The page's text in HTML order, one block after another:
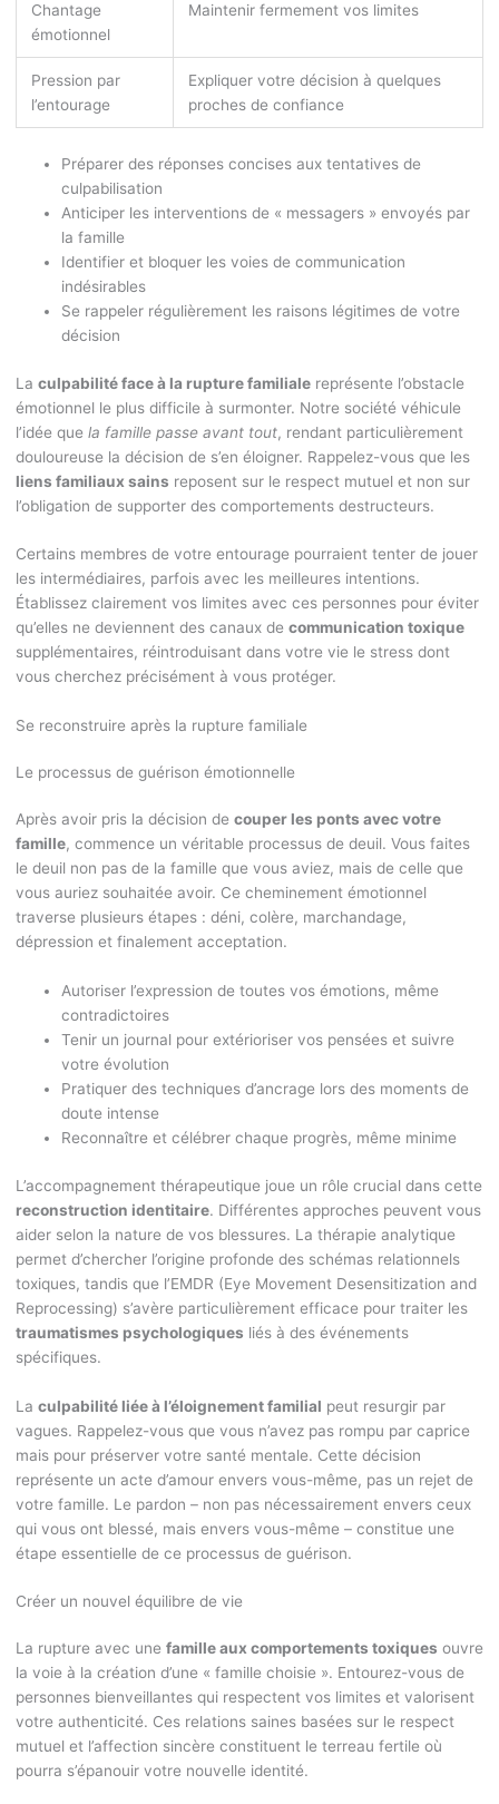
Chantage
émotionnel
Maintenir fermement vos limites
Pression par
l’entourage
Expliquer votre décision à quelques
proches de confiance
Préparer des réponses concises aux tentatives de
culpabilisation
Anticiper les interventions de « messagers » envoyés par
la famille
Identifier et bloquer les voies de communication
indésirables
Se rappeler régulièrement les raisons légitimes de votre
décision
La culpabilité face à la rupture familialereprésente l’obstacle
émotionnel le plus difficile à surmonter. Notre société véhicule
l’idée que la famille passe avant tout, rendant particulièrement
douloureuse la décision de s’en éloigner. Rappelez-vous que les
liens familiaux sains reposent sur le respect mutuel et non sur
l’obligation de supporter des comportements destructeurs.
Certains membres de votre entourage pourraient tenter de jouer
les intermédiaires, parfois avec les meilleures intentions.
Établissez clairement vos limites avec ces personnes pour éviter
qu’elles ne deviennent des canaux de communication toxique
supplémentaires, réintroduisant dans votre vie le stress dont
vous cherchez précisément à vous protéger.
Se reconstruire après la rupture familiale
Le processus de guérison émotionnelle
Après avoir pris la décision de couper les ponts avec votre
famille, commence un véritable processus de deuil. Vous faites
le deuil non pas de la famille que vous aviez, mais de celle que
vous auriez souhaitée avoir. Ce cheminement émotionnel
traverse plusieurs étapes : déni, colère, marchandage,
dépression et finalement acceptation.
Autoriser l’expression de toutes vos émotions, même
contradictoires
Tenir un journal pour extérioriser vos pensées et suivre
votre évolution
Pratiquer des techniques d’ancrage lors des moments de
doute intense
Reconnaître et célébrer chaque progrès, même minime
L’accompagnement thérapeutique joue un rôle crucial dans cette
reconstruction identitaire. Différentes approches peuvent vous
aider selon la nature de vos blessures. La thérapie analytique
permet d’chercher l’origine profonde des schémas relationnels
toxiques, tandis que l’EMDR (Eye Movement Desensitization and
Reprocessing) s’avère particulièrement efficace pour traiter les
traumatismes psychologiques liés à des événements
spécifiques.
La culpabilité liée à l’éloignement familial peut resurgir par
vagues. Rappelez-vous que vous n’avez pas rompu par caprice
mais pour préserver votre santé mentale. Cette décision
représente un acte d’amour envers vous-même, pas un rejet de
votre famille. Le pardon – non pas nécessairement envers ceux
qui vous ont blessé, mais envers vous-même – constitue une
étape essentielle de ce processus de guérison.
Créer un nouvel équilibre de vie
La rupture avec une famille aux comportements toxiques ouvre
la voie à la création d’une « famille choisie ». Entourez-vous de
personnes bienveillantes qui respectent vos limites et valorisent
votre authenticité. Ces relations saines basées sur le respect
mutuel et l’affection sincère constituent le terreau fertile où
pourra s’épanouir votre nouvelle identité.